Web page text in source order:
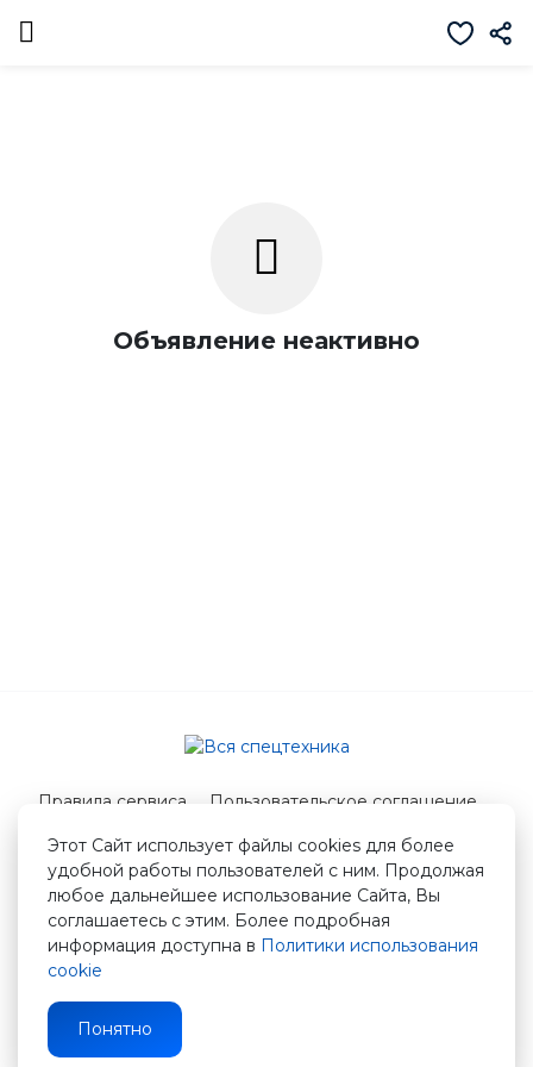
Объявление неактивно
Этот Сайт использует файлы cookies для более
удобной работы пользователей с ним. Продолжая
любое дальнейшее использование Сайта, Вы
соглашаетесь с этим. Более подробная
информация доступна в Политики использования
cookie
Понятно
Правила сервиса
Пользовательское соглашение
© 2026 Вся спецтехника
info@vstshop.ru